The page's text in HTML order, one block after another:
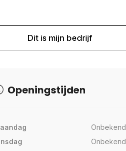
Dit is mijn bedrijf
Openingstijden
Onbekend
Onbekend